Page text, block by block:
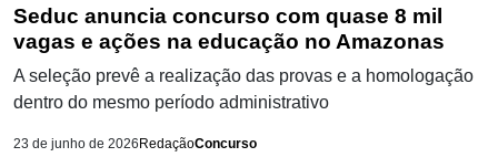
Seduc anuncia concurso com quase 8 mil
vagas e ações na educação no Amazonas
A seleção prevê a realização das provas e a homologação
dentro do mesmo período administrativo
23 de junho de 2026 RedaçãoConcurso